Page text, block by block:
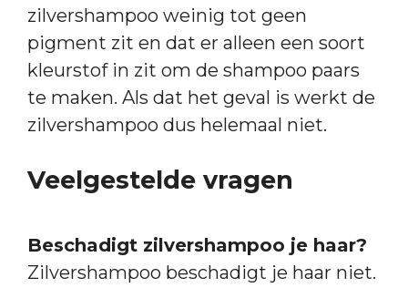
zilvershampoo weinig tot geen
pigment zit en dat er alleen een soort
kleurstof in zit om de shampoo paars
te maken. Als dat het geval is werkt de
zilvershampoo dus helemaal niet.
Veelgestelde vragen
Beschadigt zilvershampoo je haar?
Zilvershampoo beschadigt je haar niet.